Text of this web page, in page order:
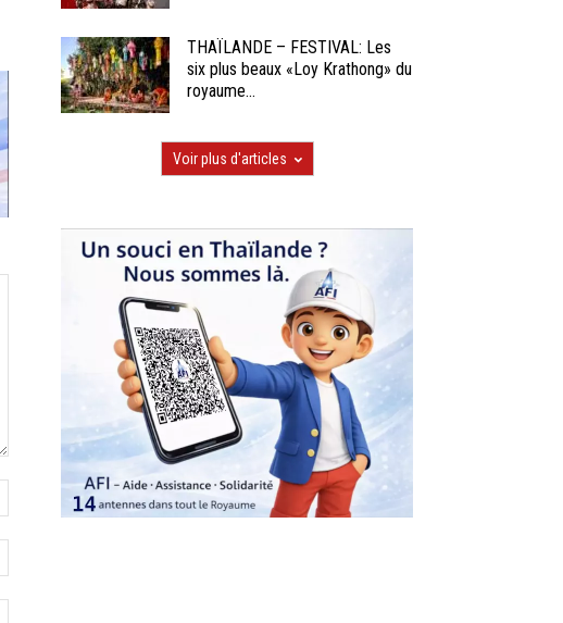
THAÏLANDE – FESTIVAL: Les
six plus beaux «Loy Krathong» du
royaume...
Voir plus d'articles